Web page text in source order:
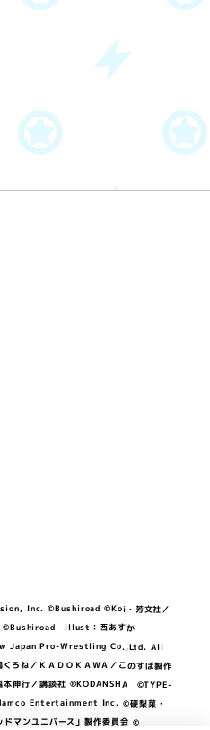
Inc. ©Bushiroad ©Koi・芳文社／
©Bushiroad illust：西あすか
Japan Pro-Wrestling Co.,Ltd. All
ね／ＫＡＤＯＫＡＷＡ／このすば製作
伸行／講談社 ®KODANSHA ©TYPE-
Entertainment Inc. ©硬梨菜・
マンユニバース」製作委員会 ©